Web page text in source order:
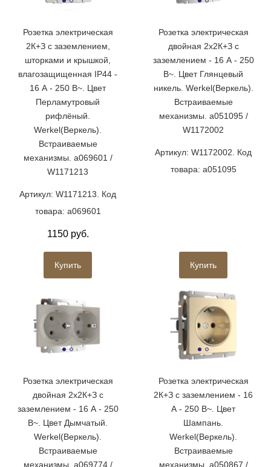
Розетка электрическая
2К+З с заземлением,
шторками и крышкой,
влагозащищенная IP44 -
16 А - 250 В~. Цвет
Перламутровый
рифлёный.
Werkel(Веркель).
Встраиваемые
механизмы. a069601 /
W1171213
Артикул: W1171213. Код
товара: a069601
1150 руб.
Купить
Розетка электрическая
двойная 2х2К+З с
заземлением - 16 А - 250
В~. Цвет Глянцевый
никель. Werkel(Веркель).
Встраиваемые
механизмы. a051095 /
W1172002
Артикул: W1172002. Код
товара: a051095
Купить
Розетка электрическая
двойная 2х2К+З с
заземлением - 16 А - 250
В~. Цвет Дымчатый.
Werkel(Веркель).
Встраиваемые
механизмы. a069774 /
Розетка электрическая
2К+З с заземлением - 16
А - 250 В~. Цвет
Шампань.
Werkel(Веркель).
Встраиваемые
механизмы. a050867 /